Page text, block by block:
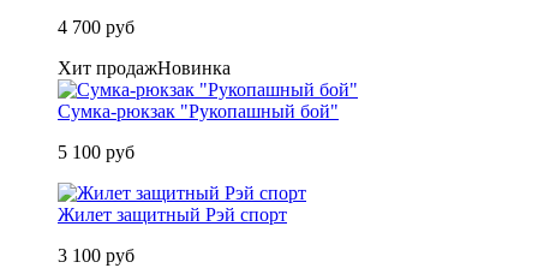
4 700 руб
Хит продажНовинка
Сумка-рюкзак "Рукопашный бой"
5 100 руб
Жилет защитный Рэй спорт
3 100 руб